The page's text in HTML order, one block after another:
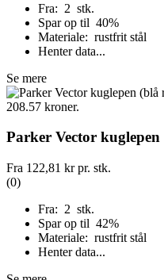
Fra: 2 stk.
Spar op til 40%
Materiale: rustfrit stål
Henter data...
Se mere
Parker Vector
Fra 122,81 krpr. stk.
(0)
Fra: 2 stk.
Spar op til 42%
Materiale: rustfrit stål
Henter data...